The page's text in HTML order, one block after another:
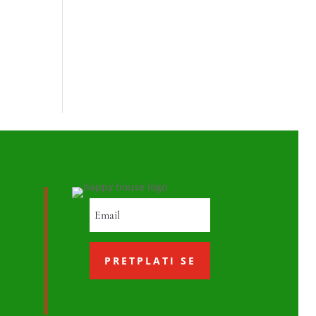
PRETPLATI SE